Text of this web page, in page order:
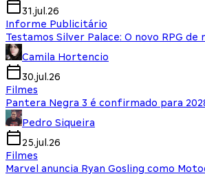
31.jul.26
Informe Publicitário
Testamos Silver Palace: O novo RPG
Camila Hortencio
30.jul.26
Filmes
Pantera Negra 3 é confirmado para
Pedro Siqueira
25.jul.26
Filmes
Marvel anuncia Ryan Gosling como